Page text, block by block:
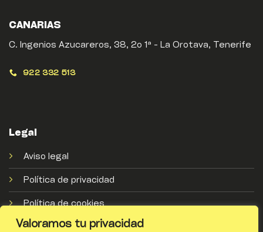
Valoramos tu privacidad
CANARIAS
C. Ingenios Azucareros, 38, 2o 1ª - La Orotava, Tenerife
922 332 513
Legal
Aviso legal
Política de privacidad
Política de cookies